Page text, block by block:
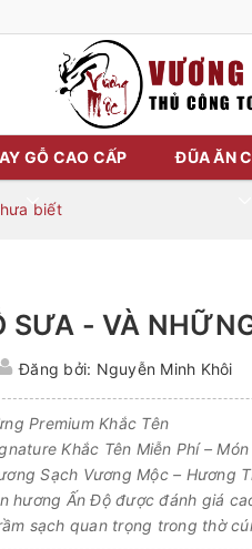
GỖ CAO CẤP ĐŨA ĂN
biết
SƯA - VÀ
Đăng bởi: Nguyễn Minh Khôi
Premium Khắc Tên
Khắc Tên Miễn Phí –
Sạch Vương Mộc – Hương
hương Ấn Độ được đánh giá
sạch quan trọng trong thờ